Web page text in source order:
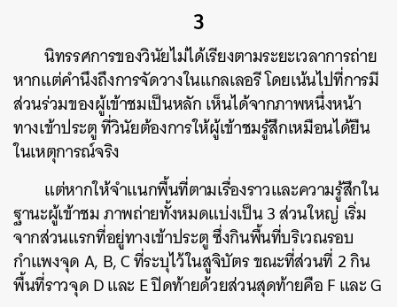
3
นิทรรศการของวินัยไม่ได้เรียงตามระยะเวลาการถ่าย
หากแต่คำนึงถึงการจัดวางในแกลเลอรี โดยเน้นไปที่การมี
ส่วนร่วมของผู้เข้าชมเป็นหลัก เห็นได้จากภาพหนึ่งหน้า
ทางเข้าประตู ที่วินัยต้องการให้ผู้เข้าชมรู้สึกเหมือนได้ยืน
ในเหตุการณ์จริง
แต่หากให้จำแนกพื้นที่ตามเรื่องราวและความรู้สึกใน
ฐานะผู้เข้าชม ภาพถ่ายทั้งหมดแบ่งเป็น 3 ส่วนใหญ่ เริ่ม
จากส่วนแรกที่อยู่ทางเข้าประตู ซึ่งกินพื้นที่บริเวณรอบ
กำแพงจุด A, B, C ที่ระบุไว้ในสูจิบัตร ขณะที่ส่วนที่ 2 กิน
พื้นที่ราวจุด D และ E ปิดท้ายด้วยส่วนสุดท้ายคือ F และ G